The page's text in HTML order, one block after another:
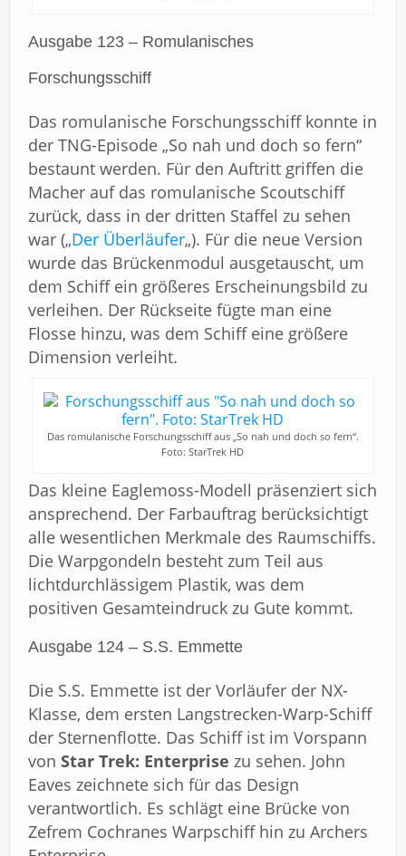
Ausgabe 123 – Romulanisches
Forschungsschiff
Das romulanische Forschungsschiff konnte in
der TNG-Episode „So nah und doch so fern“
bestaunt werden. Für den Auftritt griffen die
Macher auf das romulanische Scoutschiff
zurück, dass in der dritten Staffel zu sehen
war („Der Überläufer„). Für die neue Version
wurde das Brückenmodul ausgetauscht, um
dem Schiff ein größeres Erscheinungsbild zu
verleihen. Der Rückseite fügte man eine
Flosse hinzu, was dem Schiff eine größere
Dimension verleiht.
Das romulanische Forschungsschiff aus „So nah und doch so fern“.
Foto: StarTrek HD
Das kleine Eaglemoss-Modell präsenziert sich
ansprechend. Der Farbauftrag berücksichtigt
alle wesentlichen Merkmale des Raumschiffs.
Die Warpgondeln besteht zum Teil aus
lichtdurchlässigem Plastik, was dem
positiven Gesamteindruck zu Gute kommt.
Ausgabe 124 – S.S. Emmette
Die S.S. Emmette ist der Vorläufer der NX-
Klasse, dem ersten Langstrecken-Warp-Schiff
der Sternenflotte. Das Schiff ist im Vorspann
von Star Trek: Enterprise zu sehen. John
Eaves zeichnete sich für das Design
verantwortlich. Es schlägt eine Brücke von
Zefrem Cochranes Warpschiff hin zu Archers